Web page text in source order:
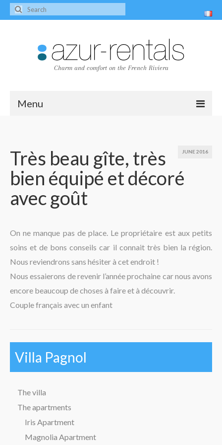
Charm and comfort on the French Riviera
Menu
The villas
Villa Peire-Long
Villa Pagnol
The region
JUNE 2016
Très beau gîte, très
bien équipé et décoré
avec goût
On ne manque pas de place. Le propriétaire est aux petits
soins et de bons conseils car il connait très bien la région.
Nous reviendrons sans hésiter à cet endroit !
Nous essaierons de revenir l’année prochaine car nous avons
encore beaucoup de choses à faire et à découvrir.
Couple français avec un enfant
Villa Pagnol
The villa
The apartments
Iris Apartment
Magnolia Apartment